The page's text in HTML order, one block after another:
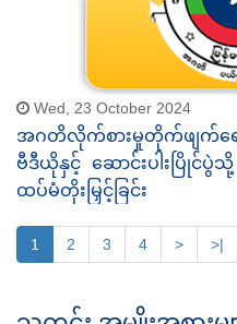
Wed, 23 October 2024
အဂတိလိုက်စားမှုတိုက်ဖျက်ရေ
ဗီဒီယိုနှင့် ဆောင်းပါးပြိုင်
ထပ်မံတိုးမြှင့်ခြင်း
1 2 3 4 >
>|